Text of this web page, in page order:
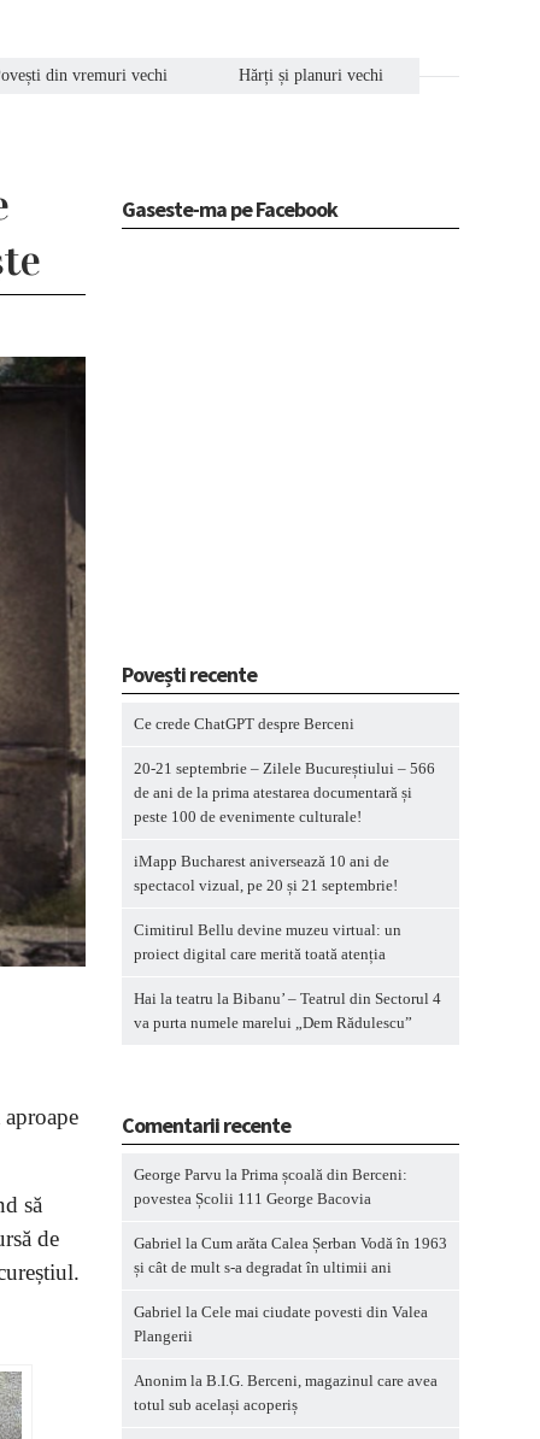
din vremuri vechi Hărți și planuri vechi
să
de
Gaseste-ma pe Facebook
Povești recente
Ce crede ChatGPT despre Berceni
20-21 septembrie – Zilele Bucureștiului – 566
de ani de la prima atestarea documentară și
peste 100 de evenimente culturale!
iMapp Bucharest aniversează 10 ani de
spectacol vizual, pe 20 și 21 septembrie!
Cimitirul Bellu devine muzeu virtual: un
proiect digital care merită toată atenția
Hai la teatru la Bibanu’ – Teatrul din Sectorul 4
va purta numele marelui „Dem Rădulescu”
Comentarii recente
George Parvu la Prima școală din Berceni:
povestea Școlii 111 George Bacovia
Gabriel la Cum arăta Calea Șerban Vodă în 1963
și cât de mult s-a degradat în ultimii ani
Gabriel la Cele mai ciudate povesti din Valea
Plangerii
Anonim la B.I.G. Berceni, magazinul care avea
totul sub același acoperiș